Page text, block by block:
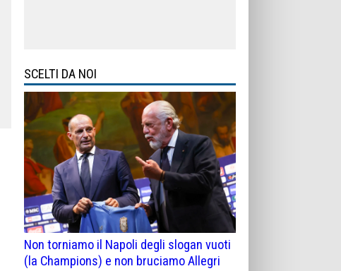
SCELTI DA NOI
Non torniamo il Napoli degli slogan vuoti
(la Champions) e non bruciamo Allegri